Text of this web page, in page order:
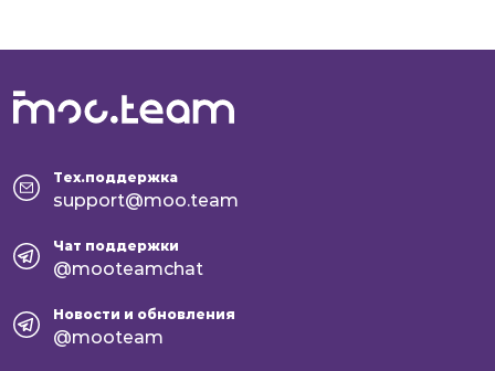
Тех.поддержка
support@moo.team
Чат поддержки
@mooteamchat
Новости и обновления
@mooteam